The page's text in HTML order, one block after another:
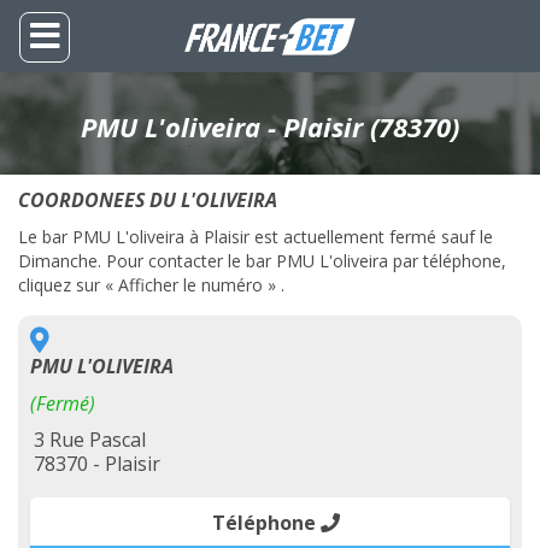
PMU L'oliveira - Plaisir (78370)
COORDONEES DU L'OLIVEIRA
Le bar PMU L'oliveira à Plaisir est actuellement fermé sauf le
Dimanche. Pour contacter le bar PMU L'oliveira par téléphone,
cliquez sur « Afficher le numéro » .
PMU L'OLIVEIRA
(Fermé)
3 Rue Pascal
78370 - Plaisir
Téléphone